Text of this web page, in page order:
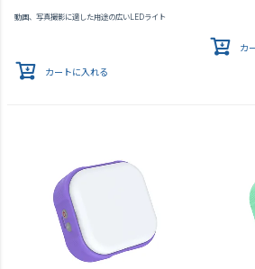
動画、写真撮影に適した用途の広いLEDライト
カートに入れる
カ